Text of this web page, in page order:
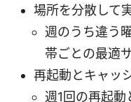
場所を分散して
週のうち違う
帯ごとの最適
再起動とキャッ
週1回の再起動